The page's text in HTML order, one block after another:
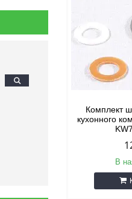
Комплект
кухонного
В